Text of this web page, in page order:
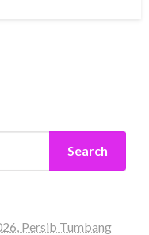
Search
Persib Tumbang